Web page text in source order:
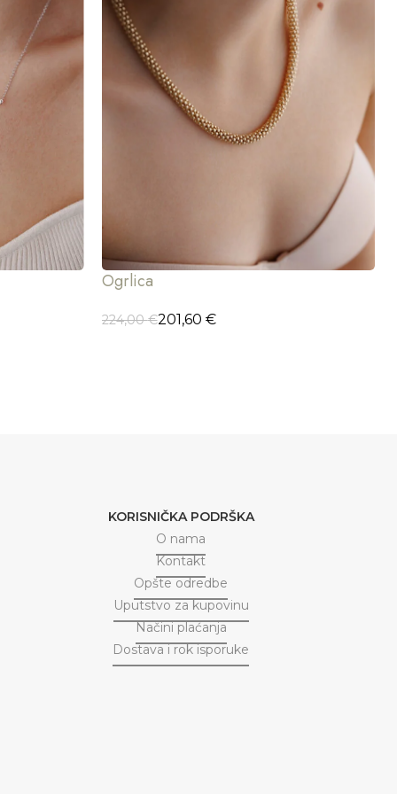
Ogrlica
224,00€201,60 €
KORISNIČKA PODRŠKA
O nama
Kontakt
Opšte odredbe
Uputstvo za kupovinu
Načini plaćanja
Dostava i rok isporuke